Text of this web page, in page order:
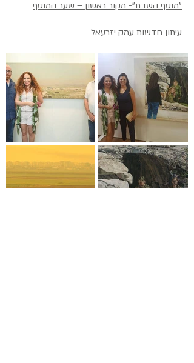
"מוסף השבת"- מקור ראשון – שער המוסף
עיתון חדשות עמק יזרעאל